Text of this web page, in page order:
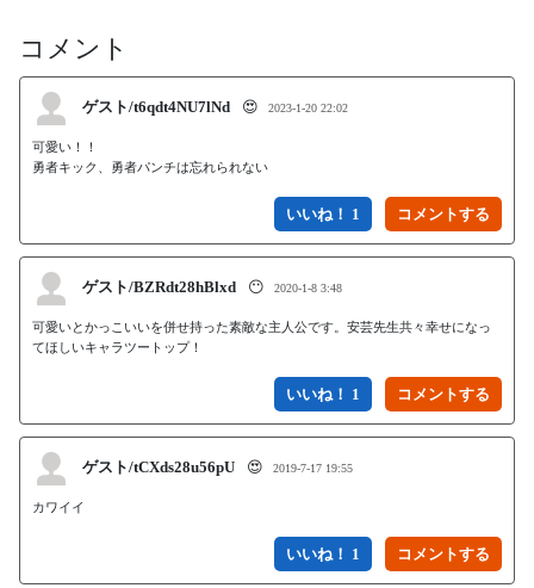
コメント
ゲスト/t6qdt4NU7lNd 😍 2023-1-20 22:02
可愛い！！
勇者キック、勇者パンチは忘れられない
いいね！ 1
ゲスト/BZRdt28hBlxd 😶 2020-1-8 3:48
可愛いとかっこいいを併せ持った素敵な主人公です。安芸先生共々幸せになっ
てほしいキャラツートップ！
いいね！ 1
ゲスト/tCXds28u56pU 😍 2019-7-17 19:55
カワイイ
いいね！ 1